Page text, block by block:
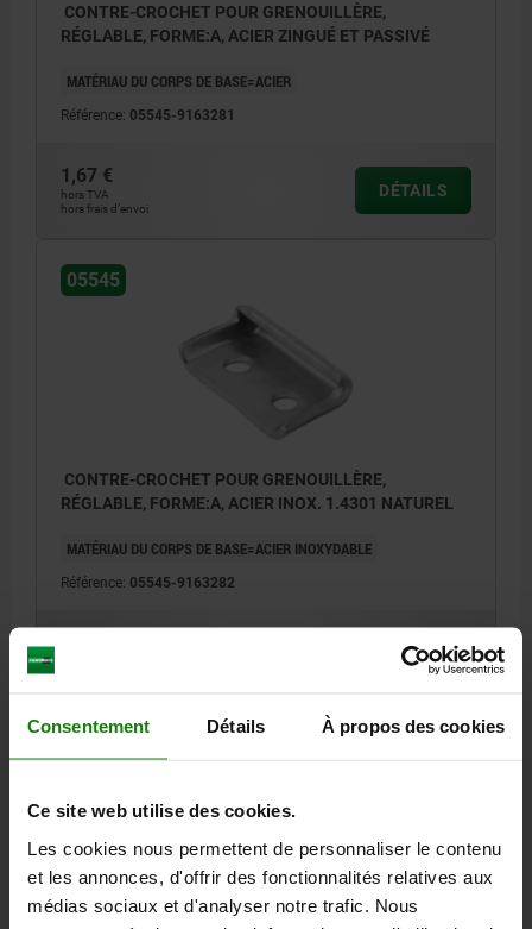
Consentement Détails À propos des cookies
Ce site web utilise des cookies.
Les cookies nous permettent de personnaliser le contenu
et les annonces, d'offrir des fonctionnalités relatives aux
médias sociaux et d'analyser notre trafic. Nous
CONTRE-CROCHET POUR GRENOUILLÈRE,
RÉGLABLE, FORME:A, ACIER ZINGUÉ ET PASSIVÉ
MATÉRIAU DU CORPS DE BASE=ACIER
Référence: 05545-9163281
1,67 €
hors TVA
hors frais d’envoi
DÉTAILS
05545
CONTRE-CROCHET POUR GRENOUILLÈRE,
RÉGLABLE, FORME:A, ACIER INOX. 1.4301 NATUREL
MATÉRIAU DU CORPS DE BASE=ACIER INOXYDABLE
Référence: 05545-9163282
DÉTAILS
CAO
TÉLÉCHARGEMENTS